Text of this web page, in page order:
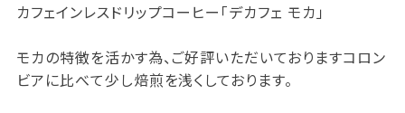
カフェインレスドリップコーヒー「デカフェ モカ」
モカの特徴を活かす為、ご好評いただいておりますコロン
ビアに比べて少し焙煎を浅くしております。